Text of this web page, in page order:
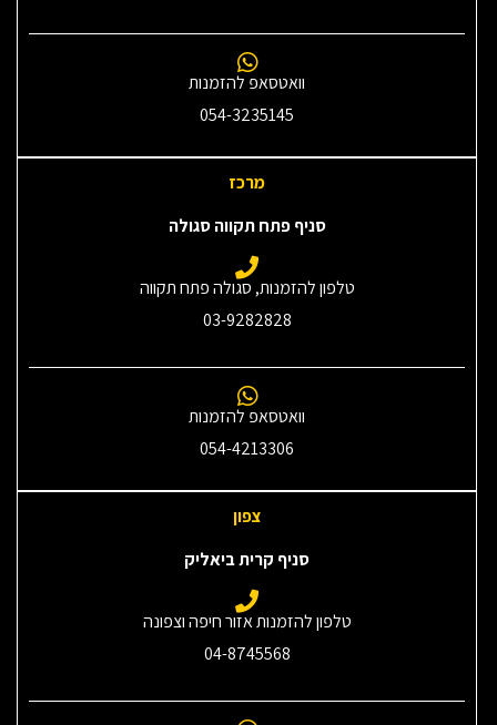
וואטסאפ להזמנות
054-3235145‎
מרכז
סניף פתח תקווה סגולה
טלפון להזמנות, סגולה פתח תקווה
03-9282828
וואטסאפ להזמנות
054-4213306
צפון
סניף קרית ביאליק
טלפון להזמנות אזור חיפה וצפונה
04-8745568